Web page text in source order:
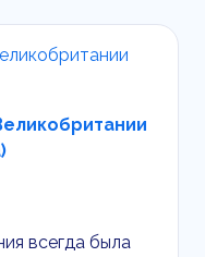
всегда была